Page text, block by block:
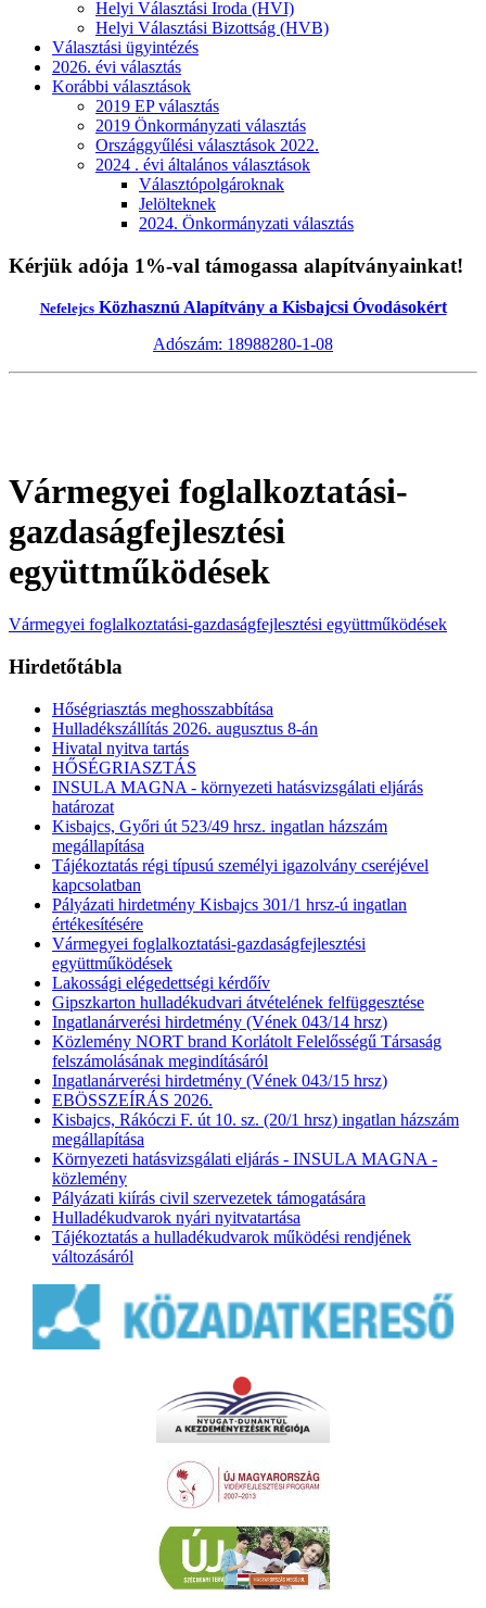
Helyi Választási Iroda (HVI)
Helyi Választási Bizottság (HVB)
Választási ügyintézés
2026. évi választás
Korábbi választások
2019 EP választás
2019 Önkormányzati választás
Országgyűlési választások 2022.
2024 . évi általános választások
Választópolgároknak
Jelölteknek
2024. Önkormányzati választás
Kérjük adója 1%-val támogassa alapítványainkat!
NefelejcsKözhasznú Alapítvány a Kisbajcsi Óvodásokért
Adószám: 18988280-1-08
Vármegyei foglalkoztatási-
gazdaságfejlesztési
együttműködések
Vármegyei foglalkoztatási-gazdaságfejlesztési együttműködések
Hirdetőtábla
Hőségriasztás meghosszabbítása
Hulladékszállítás 2026. augusztus 8-án
Hivatal nyitva tartás
HŐSÉGRIASZTÁS
INSULA MAGNA - környezeti hatásvizsgálati eljárás
határozat
Kisbajcs, Győri út 523/49 hrsz. ingatlan házszám
megállapítása
Tájékoztatás régi típusú személyi igazolvány cseréjével
kapcsolatban
Pályázati hirdetmény Kisbajcs 301/1 hrsz-ú ingatlan
értékesítésére
Vármegyei foglalkoztatási-gazdaságfejlesztési
együttműködések
Lakossági elégedettségi kérdőív
Gipszkarton hulladékudvari átvételének felfüggesztése
Ingatlanárverési hirdetmény (Vének 043/14 hrsz)
Közlemény NORT brand Korlátolt Felelősségű Társaság
felszámolásának megindításáról
Ingatlanárverési hirdetmény (Vének 043/15 hrsz)
EBÖSSZEÍRÁS 2026.
Kisbajcs, Rákóczi F. út 10. sz. (20/1 hrsz) ingatlan házszám
megállapítása
Környezeti hatásvizsgálati eljárás - INSULA MAGNA -
közlemény
Pályázati kiírás civil szervezetek támogatására
Hulladékudvarok nyári nyitvatartása
Tájékoztatás a hulladékudvarok működési rendjének
változásáról